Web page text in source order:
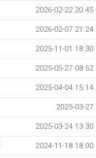
2026-02-22 20:45
2026-02-07 21:24
2025-11-01 18:30
2025-05-27 08:52
2025-04-04 15:14
2025-03-27
2025-03-24 13:30
2024-11-18 18:00